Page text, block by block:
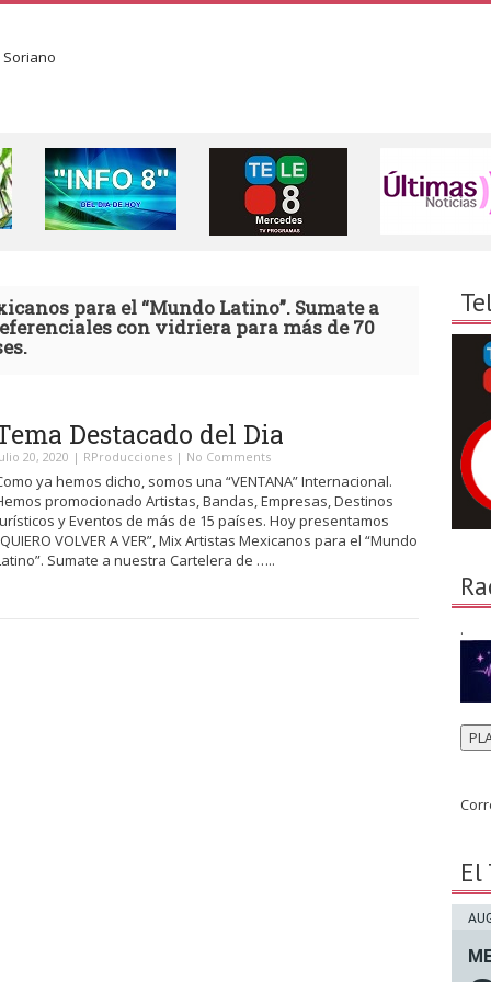
.
El
para el “Mundo Latino”. Sumate a
con vidriera para más de 70
Destacado del Dia
20, 2020 | RProducciones | No Comments
ya hemos dicho, somos una “VENTANA” Internacional.
promocionado Artistas, Bandas, Empresas, Destinos
y Eventos de más de 15 países. Hoy presentamos
VOLVER A VER”, Mix Artistas Mexicanos para el “Mundo
Sumate a nuestra Cartelera de …..